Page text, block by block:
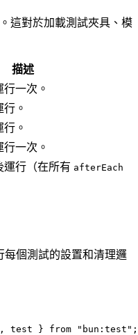
這對於加載測試夾具、模
描述
一次。
。
。
一次。
運行（在所有 afterEach
每個測試的設置和清理邏
test } from "bun:test" ;